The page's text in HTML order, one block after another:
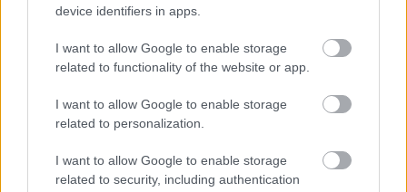
device identifiers in apps.
I want to allow Google to enable storage
related to functionality of the website or app.
I want to allow Google to enable storage
related to personalization.
I want to allow Google to enable storage
related to security, including authentication